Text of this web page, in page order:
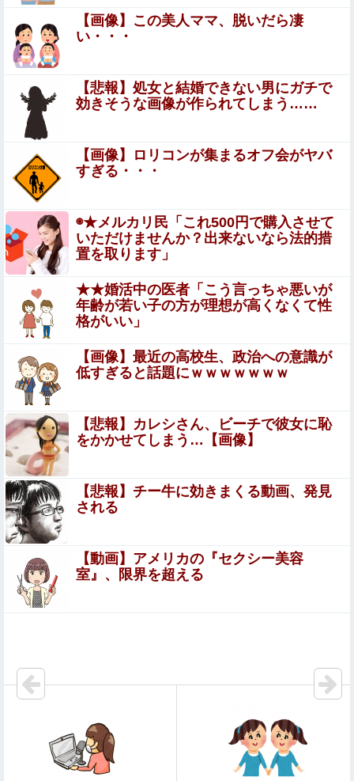
う…
【動画】DJI Neo2で釣りの自撮りをしようとした男の悲
劇（ノ∇`）
ギター演奏のバイト先だったフラメンコ教室の先生と結婚
が決まった すると生徒達から「なんであんたなんかと」等
非難轟々 → どんどん冷めた俺は「じゃあやめます」と結
婚を撤回し…
渡邊渚さん「私がPTSDと診断された当時、世間
はまだPTSDという言葉は浸透されていませんで
した」
【衝撃】 日本人が減り「外国人が増えた」市区町村ランキ
ング…TOP5がこちらｗｗｗｗｗｗ
今日撮れたK大学文〇学部JD1年のフｏラシーンがコチラ
手マン嫌がる彼氏持ちギャル「ねぇもうやめて！」⇒ マ○
コは正直だった結果…
左翼市民団体、広島では通用せず「人殺しの汚い足で広島
の土を踏むな！」→広島県民「お前らの方が汚いんじ
ゃ！」「ワシらが広島県民じゃ」
33歳くらいから太ったせいか加齢で＊が緩んだのかチョビ
ッと漏れるようになった
HRC（ホンダ・レーシング）折原氏「以前のF1プロジェ
クトを経験した専門家を何人か呼び戻しました」
エロ漫画『八尺耽溺奇談』をrawやhitomiを使わずに無料
で読む方法│歯車
【閲覧注意】人妻がヌード動画を公開 ⇒ ネット民「赤ち
ゃんに絶対に母乳を上げないで！」（衝撃動画）
友廣南実アナ 海に落ちてパンツが透けてしまうハプ
ニング！！【GIF動画あり】
ワイ、「着衣おっばい」でしか抜けない体質になってしま
てる！？ｗｗｗｗｗ
【画像】キングダムの河了貂、「あったけぇ壁」に引き続
【動画】 ”別れさせ屋” のセ○クス、凄すぎるｗｗｗ そり
ゃ肉便器に堕ちるわｗｗｗ
【画像】この美人ママ、脱いだら凄
い・・・
【悲報】処女と結婚できない男にガチで
効きそうな画像が作られてしまう……
【画像】ロリコンが集まるオフ会がヤバ
すぎる・・・
◉★メルカリ民「これ500円で購入させて
いただけませんか？出来ないなら法的措
置を取ります」
★★婚活中の医者「こう言っちゃ悪いが
年齢が若い子の方が理想が高くなくて性
格がいい」
【画像】最近の高校生、政治への意識が
低すぎると話題にｗｗｗｗｗｗｗ
【悲報】カレシさん、ビーチで彼女に恥
をかかせてしまう…【画像】
【悲報】チー牛に効きまくる動画、発見
される
【動画】アメリカの『セクシー美容
室』、限界を超える